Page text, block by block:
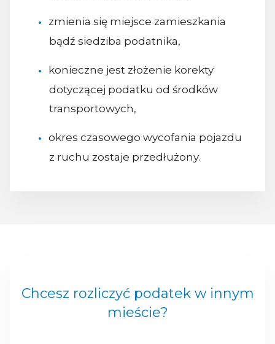
zmienia się miejsce zamieszkania
bądź siedziba podatnika,
konieczne jest złożenie korekty
dotyczącej podatku od środków
transportowych,
okres czasowego wycofania pojazdu
z ruchu zostaje przedłużony.
Chcesz rozliczyć podatek w innym
mieście?